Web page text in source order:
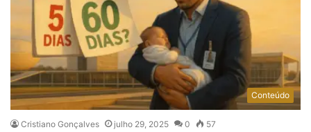
Conteúdo
Cristiano Gonçalves julho 29, 2025 0 57